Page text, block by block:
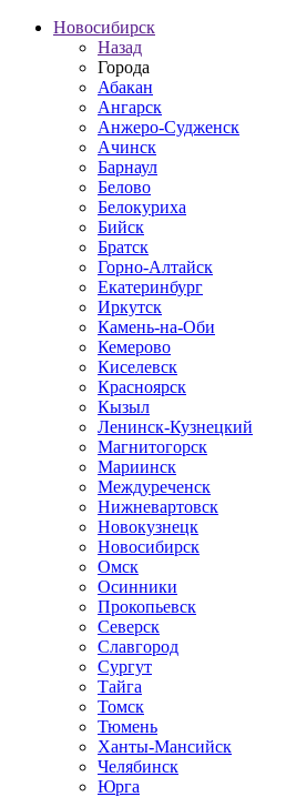
Новосибирск
Назад
Города
Абакан
Ангарск
Анжеро-Судженск
Ачинск
Барнаул
Белово
Белокуриха
Бийск
Братск
Горно-Алтайск
Екатеринбург
Иркутск
Камень-на-Оби
Кемерово
Киселевск
Красноярск
Кызыл
Ленинск-Кузнецкий
Магнитогорск
Мариинск
Междуреченск
Нижневартовск
Новокузнецк
Новосибирск
Омск
Осинники
Прокопьевск
Северск
Славгород
Сургут
Тайга
Томск
Тюмень
Ханты-Мансийск
Челябинск
Юрга